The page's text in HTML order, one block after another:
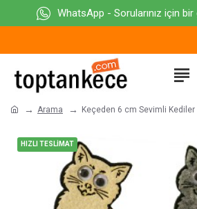
WhatsApp - Sorularınız için bir
Arama Keçeden 6 cm Sevimli
HIZLI TESLİMAT